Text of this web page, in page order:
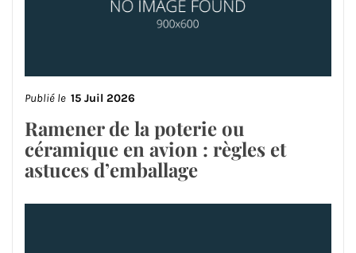
Publié le 15 Juil 2026
Ramener de la poterie ou
céramique en avion : règles et
astuces d’emballage